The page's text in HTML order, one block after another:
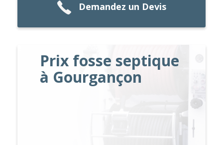
Demandez un Devis
Prix fosse septique
à Gourgançon